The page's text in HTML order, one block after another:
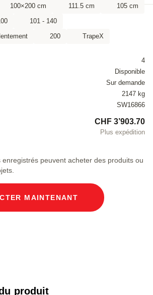
100×200 cm 111.5 cm
105 cm
101 - 140
200 TrapeX
4
Disponible
Sur demande
2147 kg
SW16866
CHF 3’903.70
Plus expédition
enregistrés peuvent acheter des produits ou
MAINTENANT
produit